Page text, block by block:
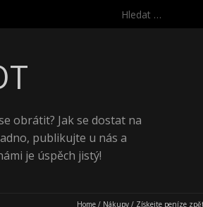
Vyhledávání
obrátit? Jak se dostat na
publikujte u nás a
je úspěch jistý!
Home / Nákupy / Získejte peníze